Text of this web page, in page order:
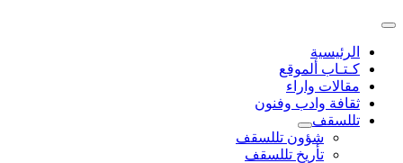
الرئيسية
كـتـاب ألموقع
مقالات واراء
ثقافة وادب وفنون
تللسقف
شؤون تللسقف
تأريخ تللسقف